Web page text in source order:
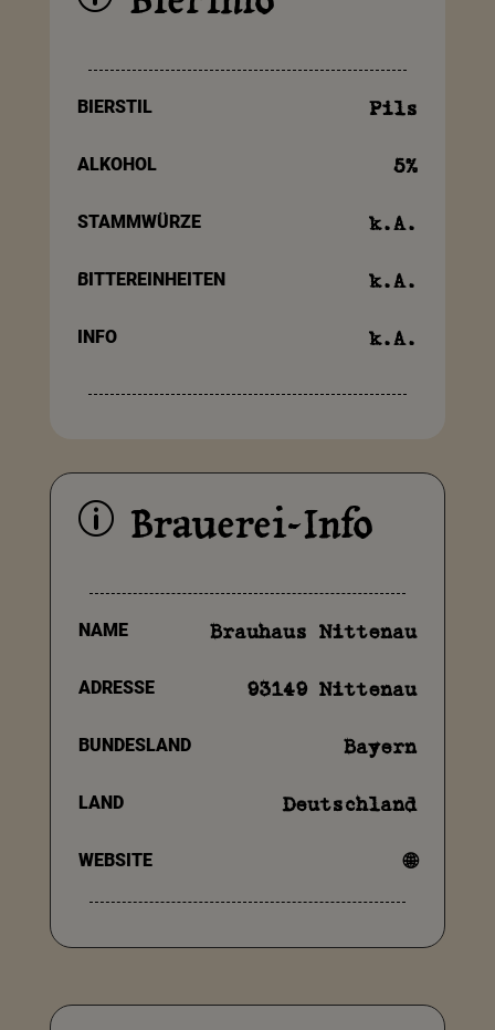
BIERSTIL Pils
ALKOHOL 5%
STAMMWÜRZE k.A.
BITTEREINHEITEN k.A.
INFO k.A.
p Brauerei-Info
NAME Brauhaus Nittenau
ADRESSE 93149 Nittenau
BUNDESLAND Bayern
LAND Deutschland
WEBSITE 🌐